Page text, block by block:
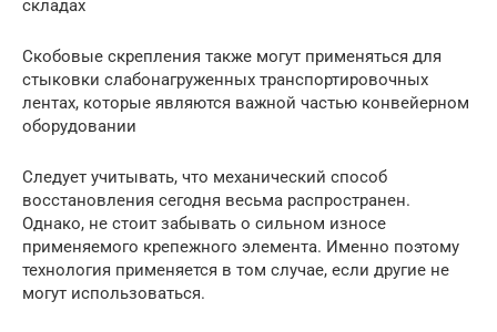
складах
Скобовые скрепления также могут применяться для
стыковки слабонагруженных транспортировочных
лентах, которые являются важной частью конвейерном
оборудовании
Следует учитывать, что механический способ
восстановления сегодня весьма распространен.
Однако, не стоит забывать о сильном износе
применяемого крепежного элемента. Именно поэтому
технология применяется в том случае, если другие не
могут использоваться.